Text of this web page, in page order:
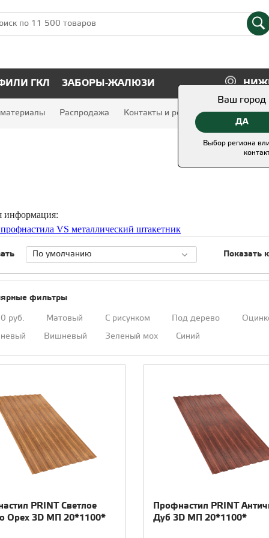
Ваш город
ДА
Выбор региона
ГКЛ
ДЛЯ ГИПСОКАРТОНА
ЗАБОРЫ-ЖАЛЮЗИ
ЖАЛЮЗИ
Распродажа Контакты и реквизиты
информация:
VS металлический штакетник
Показать
фильтры
руб. Матовый С рисунком Под дерево
Вишневый Зеленый мох Синий
PRINT Светлое
Орех 3D МП 20*1100*
Профнастил PRINT
Дуб 3D МП 20*1100*